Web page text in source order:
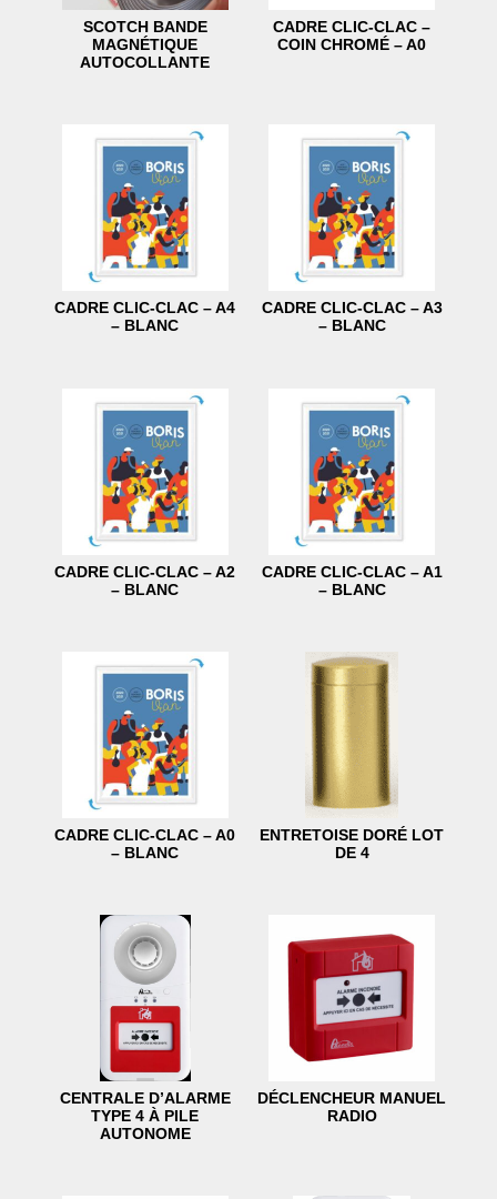
SCOTCH BANDE
MAGNÉTIQUE
AUTOCOLLANTE
CADRE CLIC-CLAC –
COIN CHROMÉ – A0
CADRE CLIC-CLAC – A4
– BLANC
CADRE CLIC-CLAC – A3
– BLANC
CADRE CLIC-CLAC – A2
– BLANC
CADRE CLIC-CLAC – A1
– BLANC
CADRE CLIC-CLAC – A0
– BLANC
ENTRETOISE DORÉ LOT
DE 4
CENTRALE D’ALARME
TYPE 4 À PILE
AUTONOME
DÉCLENCHEUR MANUEL
RADIO